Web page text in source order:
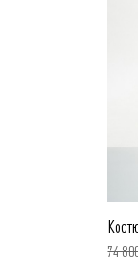
74